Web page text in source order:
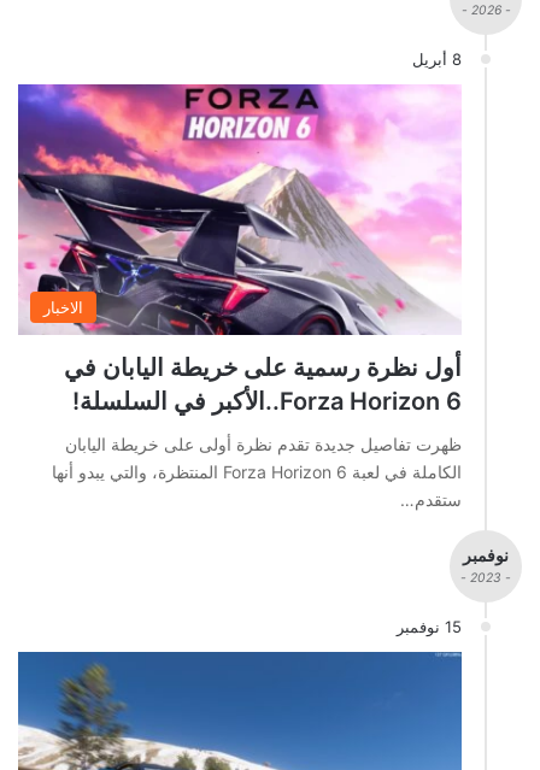
- 2026 -
8 أبريل
الاخبار
أول نظرة رسمية على خريطة اليابان في
Forza Horizon 6..الأكبر في السلسلة!
ظهرت تفاصيل جديدة تقدم نظرة أولى على خريطة اليابان
الكاملة في لعبة Forza Horizon 6 المنتظرة، والتي يبدو أنها
ستقدم…
نوفمبر
- 2023 -
15 نوفمبر